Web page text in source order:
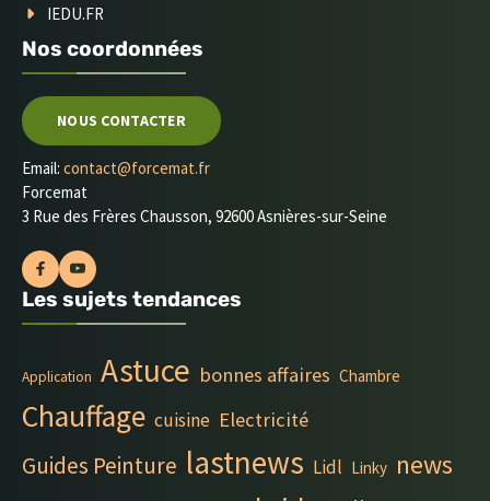
IEDU.FR
Nos coordonnées
NOUS CONTACTER
Email: contact@forcemat.fr
Forcemat
3 Rue des Frères Chausson, 92600 Asnières-sur-Seine
Les sujets tendances
Application Astuce bonnes affaires Chambre
Chauffage cuisine Electricité
Guides Peinture lastnews Lidl Linky news